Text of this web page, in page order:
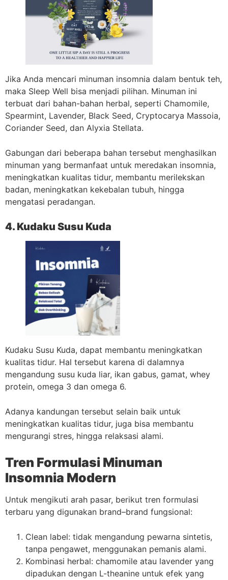
Jika Anda mencari minuman insomnia dalam bentuk teh,
maka Sleep Well bisa menjadi pilihan. Minuman ini
terbuat dari bahan-bahan herbal, seperti Chamomile,
Spearmint, Lavender, Black Seed, Cryptocarya Massoia,
Coriander Seed, dan Alyxia Stellata.
Gabungan dari beberapa bahan tersebut menghasilkan
minuman yang bermanfaat untuk meredakan insomnia,
meningkatkan kualitas tidur, membantu merilekskan
badan, meningkatkan kekebalan tubuh, hingga
mengatasi peradangan.
4. Kudaku Susu Kuda
Kudaku Susu Kuda, dapat membantu meningkatkan
kualitas tidur. Hal tersebut karena di dalamnya
mengandung susu kuda liar, ikan gabus, gamat, whey
protein, omega 3 dan omega 6.
Adanya kandungan tersebut selain baik untuk
meningkatkan kualitas tidur, juga bisa membantu
mengurangi stres, hingga relaksasi alami.
Tren Formulasi Minuman
Insomnia Modern
Untuk mengikuti arah pasar, berikut tren formulasi
terbaru yang digunakan brand–brand fungsional:
Clean label: tidak mengandung pewarna sintetis,
tanpa pengawet, menggunakan pemanis alami.
Kombinasi herbal: chamomile atau lavender yang
dipadukan dengan L-theanine untuk efek yang